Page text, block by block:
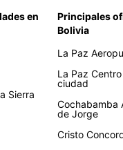
en
Sierra
Principales
Bolivia
La Paz
La Paz
ciudad
Cochabamba
de Jorge
Cristo